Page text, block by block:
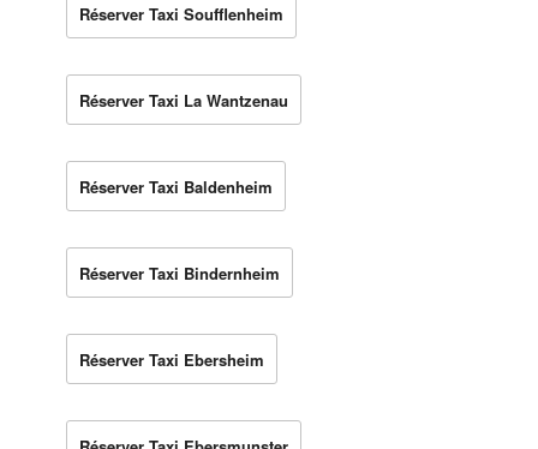
Réserver Taxi Soufflenheim
Réserver Taxi La Wantzenau
Réserver Taxi Baldenheim
Réserver Taxi Bindernheim
Réserver Taxi Ebersheim